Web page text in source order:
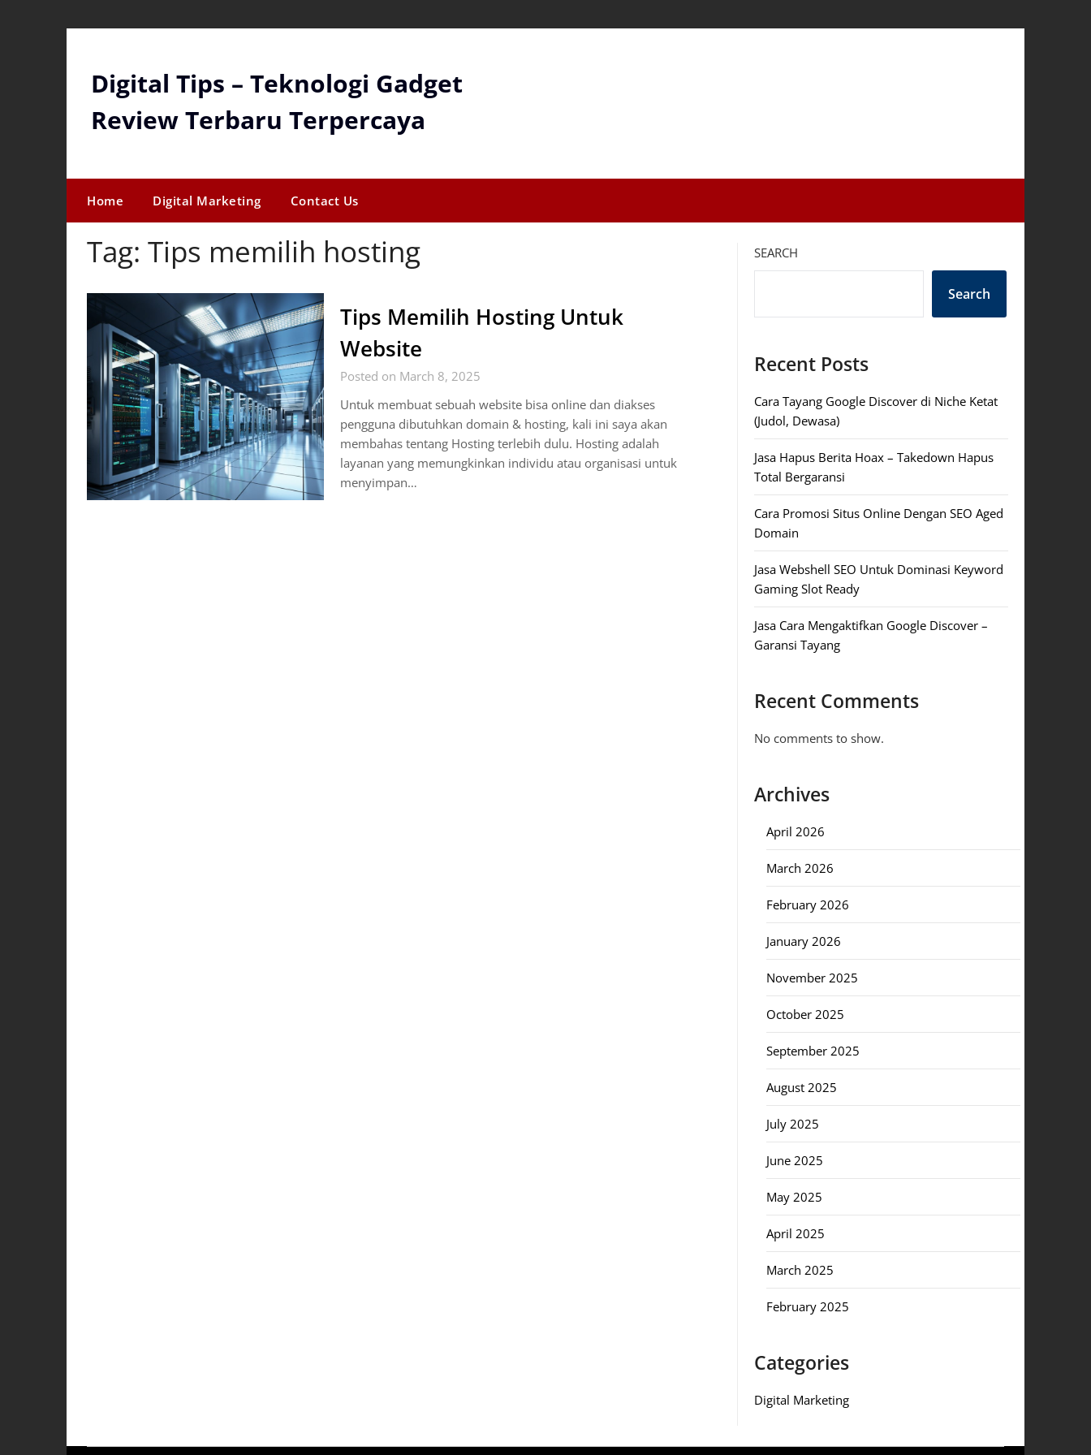
Digital Tips – Teknologi Gadget
Review Terbaru Terpercaya
Home Digital Marketing Contact Us
Tag: Tips memilih hosting
Tips Memilih Hosting Untuk
Website
Posted on March 8, 2025
Untuk membuat sebuah website bisa online dan diakses
pengguna dibutuhkan domain & hosting, kali ini saya akan
membahas tentang Hosting terlebih dulu. Hosting adalah
layanan yang memungkinkan individu atau organisasi untuk
menyimpan…
SEARCH
Search
Recent Posts
Cara Tayang Google Discover di Niche Ketat
(Judol, Dewasa)
Jasa Hapus Berita Hoax – Takedown Hapus
Total Bergaransi
Cara Promosi Situs Online Dengan SEO Aged
Domain
Jasa Webshell SEO Untuk Dominasi Keyword
Gaming Slot Ready
Jasa Cara Mengaktifkan Google Discover –
Garansi Tayang
Recent Comments
No comments to show.
Archives
April 2026
March 2026
February 2026
January 2026
November 2025
October 2025
September 2025
August 2025
July 2025
June 2025
May 2025
April 2025
March 2025
February 2025
Categories
Digital Marketing